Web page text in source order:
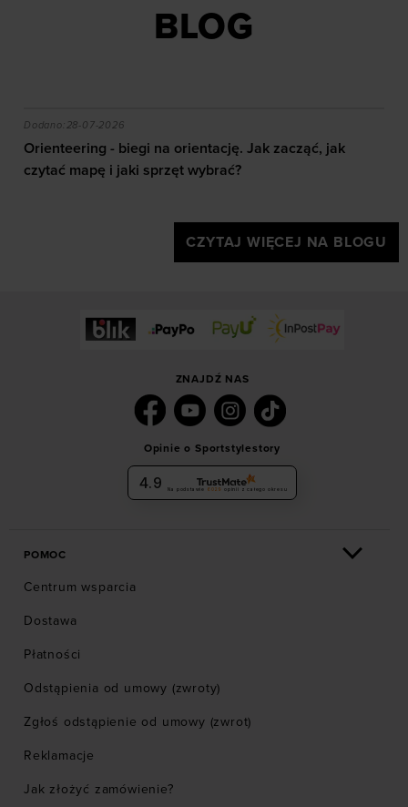
BLOG
efekty daje trening?
Orienteering - biegi na orientację. Jak zacząć, jak
Dodano:28-07-2026
Orienteering - biegi na orientację. Jak zacząć, jak
czytać mapę i jaki sprzęt wybrać?
CZYTAJ WIĘCEJ NA BLOGU
ZNAJDŹ NAS
Opinie o Sportstylestory
4.9 Na podstawie 6029 opinii z całego okresu
POMOC
Centrum wsparcia
Dostawa
Płatności
Odstąpienia od umowy (zwroty)
Zgłoś odstąpienie od umowy (zwrot)
Reklamacje
Jak złożyć zamówienie?